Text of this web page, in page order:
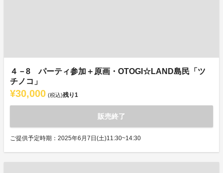
４－8 パーティ参加＋原画・OTOGI☆LAND島民「ツ
チノコ」
¥30,000 (税込)残り1
販売終了
ご提供予定時期：2025年6月7日(土)11:30~14:30